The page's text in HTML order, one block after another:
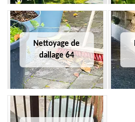
Nettoyage de
dallage 64